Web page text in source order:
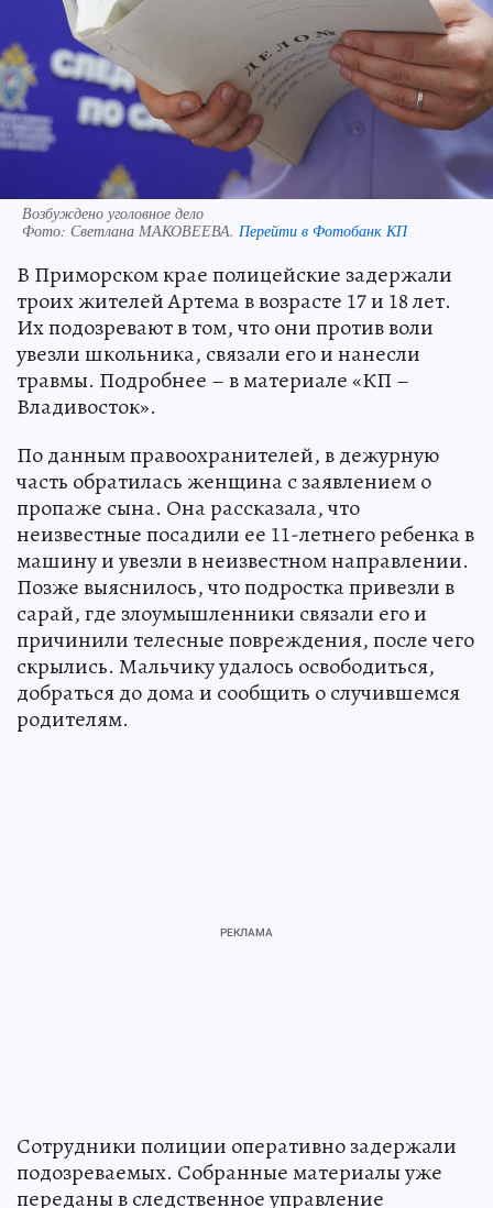
Возбуждено уголовное дело
Фото: Светлана МАКОВЕЕВА. Перейти в Фотобанк КП
В Приморском крае полицейские задержали
троих жителей Артема в возрасте 17 и 18 лет.
Их подозревают в том, что они против воли
увезли школьника, связали его и нанесли
травмы. Подробнее – в материале «КП –
Владивосток».
По данным правоохранителей, в дежурную
часть обратилась женщина с заявлением о
пропаже сына. Она рассказала, что
неизвестные посадили ее 11-летнего ребенка в
машину и увезли в неизвестном направлении.
Позже выяснилось, что подростка привезли в
сарай, где злоумышленники связали его и
причинили телесные повреждения, после чего
скрылись. Мальчику удалось освободиться,
добраться до дома и сообщить о случившемся
родителям.
Сотрудники полиции оперативно задержали
подозреваемых. Собранные материалы уже
переданы в следственное управление